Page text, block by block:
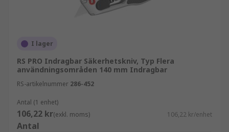
I lager
RS PRO Indragbar Säkerhetskniv, Typ Flera
användningsområden 140 mm Indragbar
RS-artikelnummer 286-452
Antal (1 enhet)
106,22 kr(exkl. moms) 106,22 kr/enhet
Antal